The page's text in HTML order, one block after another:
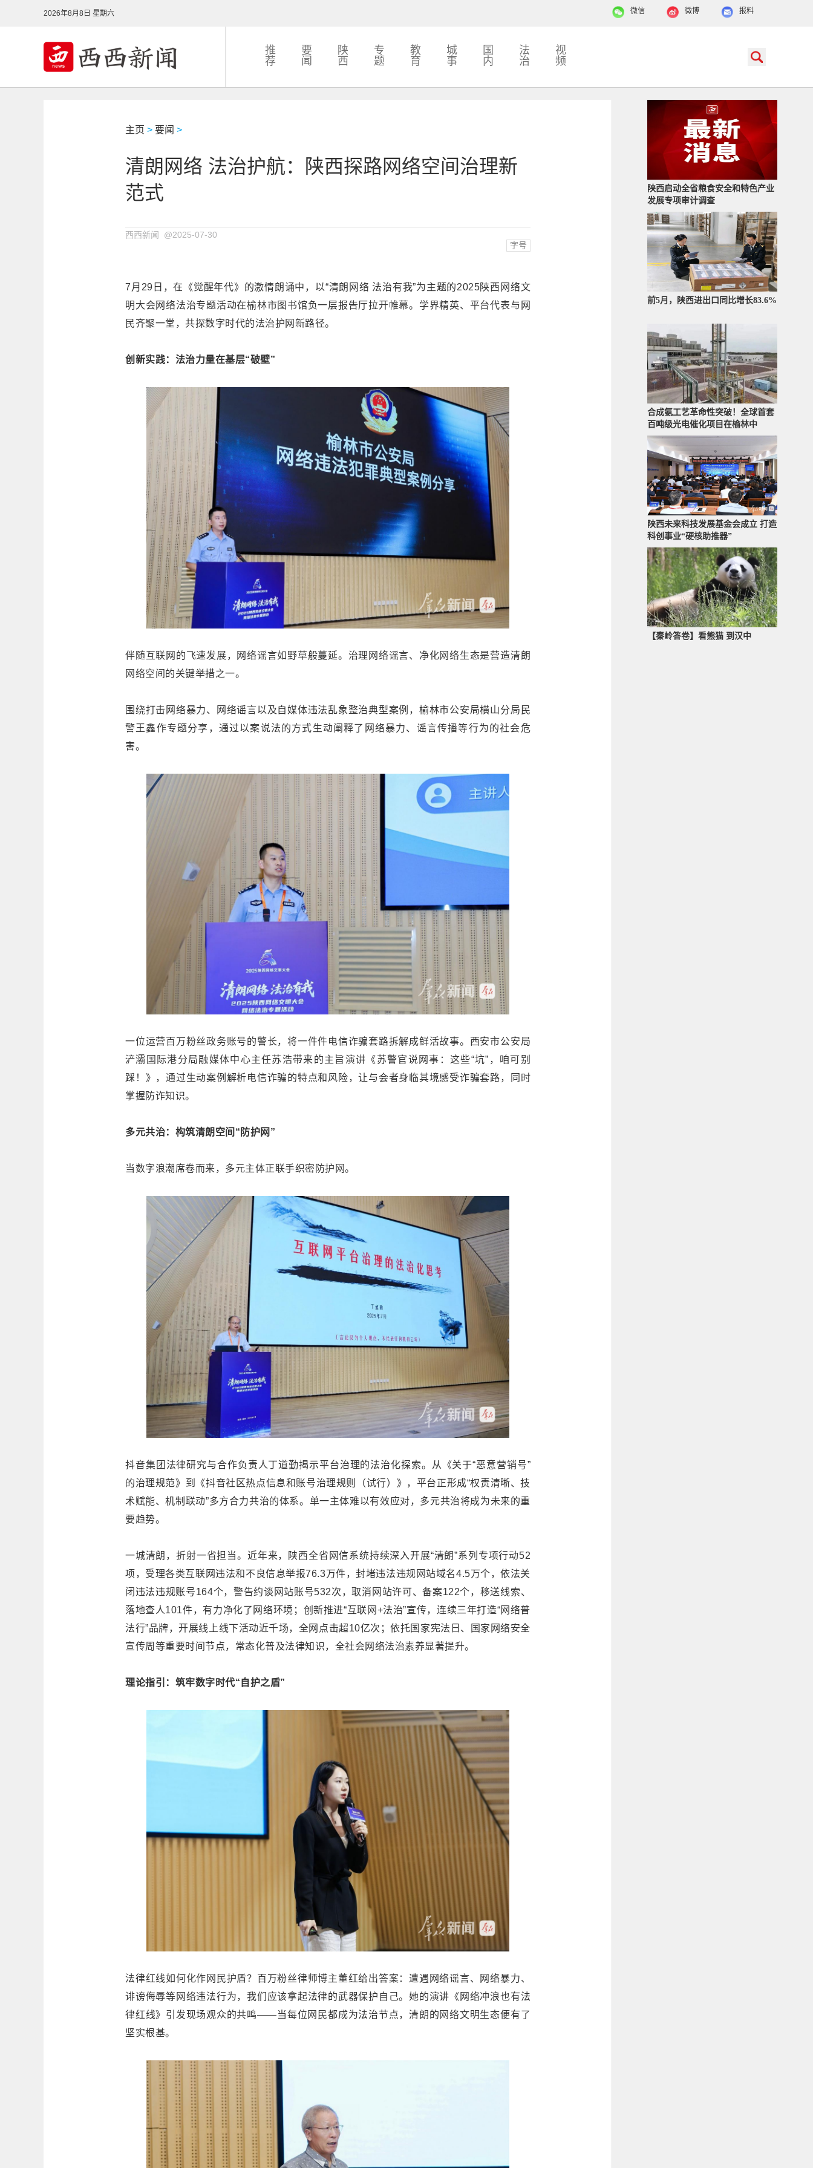
2026年8月8日 星期六 报料
微博
微信
推
荐
要
闻
陕
西
专
题
教
育
城
事
国
内
法
治
视
频
主页 > 要闻 >
清朗网络 法治护航：陕西探路网络空间治理新
范式
西西新闻 @2025-07-30
字号
7月29日，在《觉醒年代》的激情朗诵中，以“清朗网络 法治有我”为主题的2025陕西网络文
明大会网络法治专题活动在榆林市图书馆负一层报告厅拉开帷幕。学界精英、平台代表与网
民齐聚一堂，共探数字时代的法治护网新路径。
创新实践：法治力量在基层“破壁”
伴随互联网的飞速发展，网络谣言如野草般蔓延。治理网络谣言、净化网络生态是营造清朗
网络空间的关键举措之一。
围绕打击网络暴力、网络谣言以及自媒体违法乱象整治典型案例，榆林市公安局横山分局民
警王鑫作专题分享，通过以案说法的方式生动阐释了网络暴力、谣言传播等行为的社会危
害。
一位运营百万粉丝政务账号的警长，将一件件电信诈骗套路拆解成鲜活故事。西安市公安局
浐灞国际港分局融媒体中心主任苏浩带来的主旨演讲《苏警官说网事：这些“坑”，咱可别
踩！》，通过生动案例解析电信诈骗的特点和风险，让与会者身临其境感受诈骗套路，同时
掌握防诈知识。
多元共治：构筑清朗空间“防护网”
当数字浪潮席卷而来，多元主体正联手织密防护网。
抖音集团法律研究与合作负责人丁道勤揭示平台治理的法治化探索。从《关于“恶意营销号”
的治理规范》到《抖音社区热点信息和账号治理规则（试行）》，平台正形成“权责清晰、技
术赋能、机制联动”多方合力共治的体系。单一主体难以有效应对，多元共治将成为未来的重
要趋势。
一城清朗，折射一省担当。近年来，陕西全省网信系统持续深入开展“清朗”系列专项行动52
项，受理各类互联网违法和不良信息举报76.3万件，封堵违法违规网站域名4.5万个，依法关
闭违法违规账号164个，警告约谈网站账号532次，取消网站许可、备案122个，移送线索、
落地查人101件，有力净化了网络环境；创新推进“互联网+法治”宣传，连续三年打造“网络普
法行”品牌，开展线上线下活动近千场，全网点击超10亿次；依托国家宪法日、国家网络安全
宣传周等重要时间节点，常态化普及法律知识，全社会网络法治素养显著提升。
理论指引：筑牢数字时代“自护之盾”
法律红线如何化作网民护盾？百万粉丝律师博主董红给出答案：遭遇网络谣言、网络暴力、
诽谤侮辱等网络违法行为，我们应该拿起法律的武器保护自己。她的演讲《网络冲浪也有法
律红线》引发现场观众的共鸣——当每位网民都成为法治节点，清朗的网络文明生态便有了
坚实根基。
陕西启动全省粮食安全和特色产业
发展专项审计调查
前5月，陕西进出口同比增长83.6%
合成氨工艺革命性突破！全球首套
百吨级光电催化项目在榆林中
陕西未来科技发展基金会成立 打造
科创事业“硬核助推器”
【秦岭答卷】看熊猫 到汉中